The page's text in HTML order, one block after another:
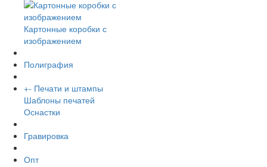
Картонные коробки с
изображением
Полиграфия
+- Печати и штампы
Шаблоны печатей
Оснастки
Гравировка
Опт